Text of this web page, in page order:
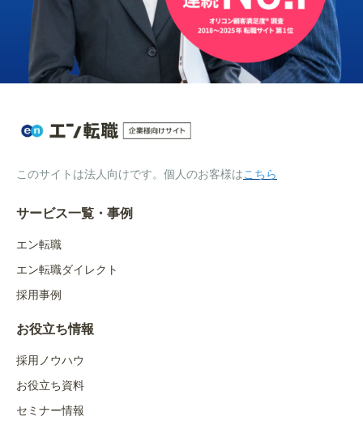
このサイトは法人向けです。個人のお客様はこちら
サービス一覧・事例
エン転職
エン転職ダイレクト
採用事例
お役立ち情報
採用ノウハウ
お役立ち資料
セミナー情報